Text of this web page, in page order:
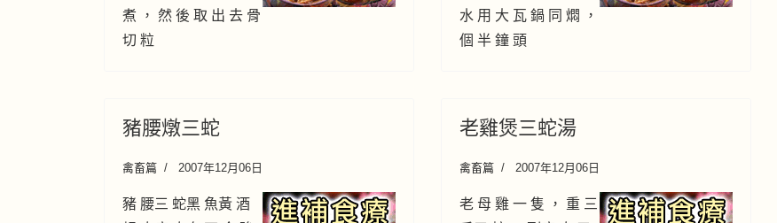
煮 ， 然 後 取 出 去 骨
切 粒
水 用 大 瓦 鍋 同 燜 ，
個 半 鐘 頭
豬腰燉三蛇
禽畜篇 2007年12月06日
豬 腰三 蛇黑 魚黃 酒
老雞煲三蛇湯
禽畜篇 2007年12月06日
老 母 雞 一 隻 ， 重 三